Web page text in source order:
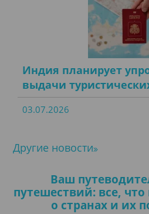
Виза в Индию онлайн:
туристическая, бизнес
Индия планирует
выдачи
03.07.2026
Другие новости
Ваш
путешествий: все,
о странах и их